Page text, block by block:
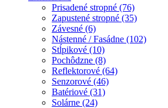
Prisadené stropné (76)
Zapustené stropné (35)
Závesné (6)
Nástenné / Fasádne (102)
Stĺpikové (10)
Pochôdzne (8)
Reflektorové (64)
Senzorové (46)
Batériové (31)
Solárne (24)